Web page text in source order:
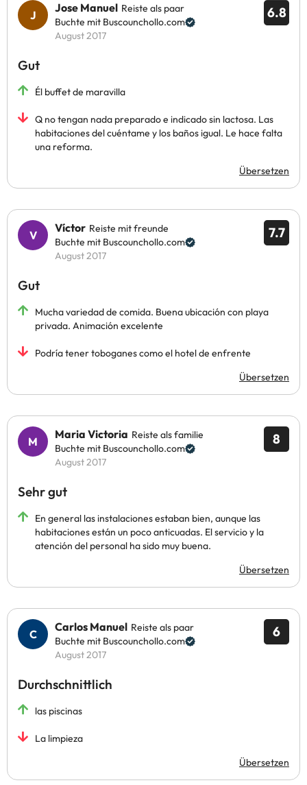
6.8
Jose Manuel Reiste als paar
Buchte mit Buscounchollo.com
August 2017
Gut
Él buffet de maravilla
Q no tengan nada preparado e indicado sin lactosa. Las
habitaciones del cuéntame y los baños igual. Le hace falta
una reforma.
Übersetzen
7.7
Víctor Reiste mit freunde
Buchte mit Buscounchollo.com
August 2017
Gut
Mucha variedad de comida. Buena ubicación con playa
privada. Animación excelente
Podría tener toboganes como el hotel de enfrente
Übersetzen
8
Maria Victoria Reiste als familie
Buchte mit Buscounchollo.com
August 2017
Sehr gut
En general las instalaciones estaban bien, aunque las
habitaciones están un poco anticuadas. El servicio y la
atención del personal ha sido muy buena.
Übersetzen
6
Carlos Manuel Reiste als paar
Buchte mit Buscounchollo.com
August 2017
Durchschnittlich
las piscinas
La limpieza
Übersetzen